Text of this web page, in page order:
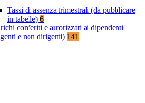
Tassi di assenza trimestrali (da pubblicare
in tabelle) 6
conferiti e autorizzati ai dipendenti
e non dirigenti) 141